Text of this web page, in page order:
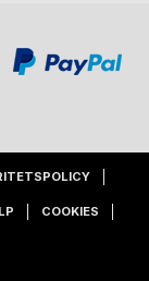
COOKIES